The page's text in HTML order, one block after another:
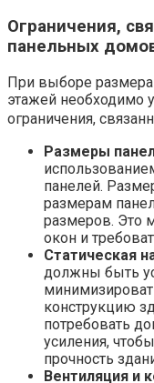
Ограничения,
панельных
При выборе
этажей необходимо
ограничения,
Размеры
панелей.​
размерам
размеров. Это
окон и
Статическая
должны быть
конструкцию
потребовать
усиления,
прочность
Вентиляция и